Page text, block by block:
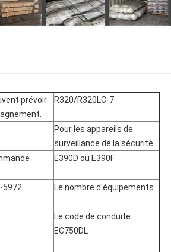
prévoir
R320/R320LC-7
Pour les appareils de
surveillance de la sécurité
E390D ou E390F
5972
Le nombre d'équipements
Le code de conduite
EC750DL